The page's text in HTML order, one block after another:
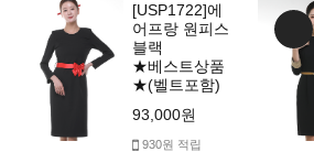
[USP1722]에
어프랑 원피스
블랙
★베스트상품
★(벨트포함)
93,000원
930원 적립